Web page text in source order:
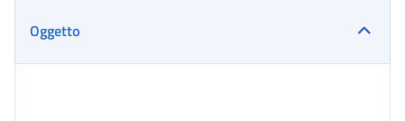
Oggetto